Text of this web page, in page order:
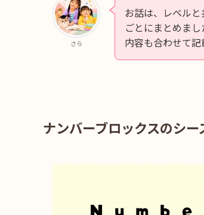
さら
お話は、レベル
ごとにまとめまし
内容も合わせて記
ナンバーブロックスのシ